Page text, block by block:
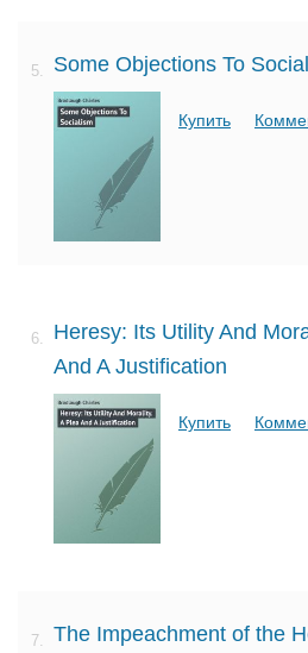
5. Some Objections To
Купить
6.
Heresy: Its Utility And
And A Justification
Купить
7.
The Impeachment of the